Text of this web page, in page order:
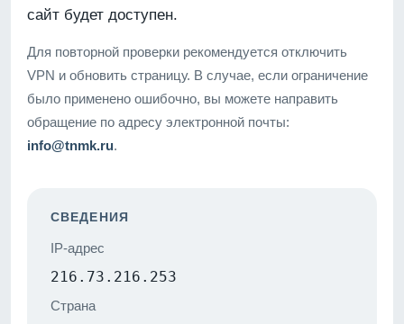
сайт будет доступен.
Для повторной проверки рекомендуется отключить
VPN и обновить страницу. В случае, если ограничение
было применено ошибочно, вы можете направить
обращение по адресу электронной почты:
info@tnmk.ru.
СВЕДЕНИЯ
IP-адрес
216.73.216.253
Страна